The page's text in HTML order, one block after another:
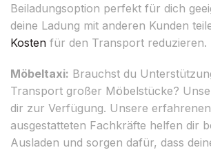
Beiladungsoption perfekt für dich
deine Ladung mit anderen Kunden
Kosten für den Transport reduzieren.
Möbeltaxi: Brauchst du
Transport großer Möbelstücke?
dir zur Verfügung. Unsere
ausgestatteten Fachkräfte helfen dir
Ausladen und sorgen dafür, dass